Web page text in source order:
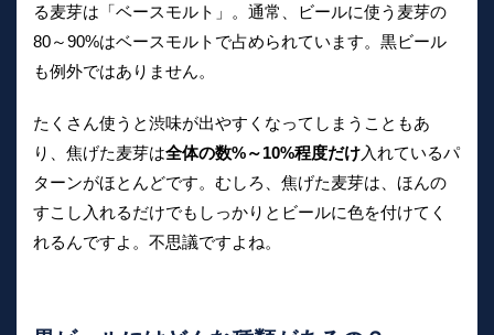
る麦芽は「ベースモルト」。通常、ビールに使う麦芽の
80～90%はベースモルトで占められています。黒ビール
も例外ではありません。
たくさん使うと渋味が出やすくなってしまうこともあ
り、焦げた麦芽は全体の数%～10%程度だけ入れているパ
ターンがほとんどです。むしろ、焦げた麦芽は、ほんの
すこし入れるだけでもしっかりとビールに色を付けてく
れるんですよ。不思議ですよね。